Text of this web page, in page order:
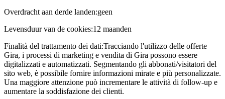
Overdracht aan derde landen:geen
Levensduur van de cookies:12 maanden
Finalità del trattamento dei dati:Tracciando l'utilizzo delle offerte
Gira, i processi di marketing e vendita di Gira possono essere
digitalizzati e automatizzati. Segmentando gli abbonati/visitatori del
sito web, è possibile fornire informazioni mirate e più personalizzate.
Una maggiore attenzione può incrementare le attività di follow-up e
aumentare la soddisfazione dei clienti.